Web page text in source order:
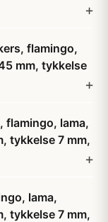
flamingo,
mm, tykkelse
flamingo, lama,
tykkelse 7 mm,
lama,
tykkelse 7 mm,